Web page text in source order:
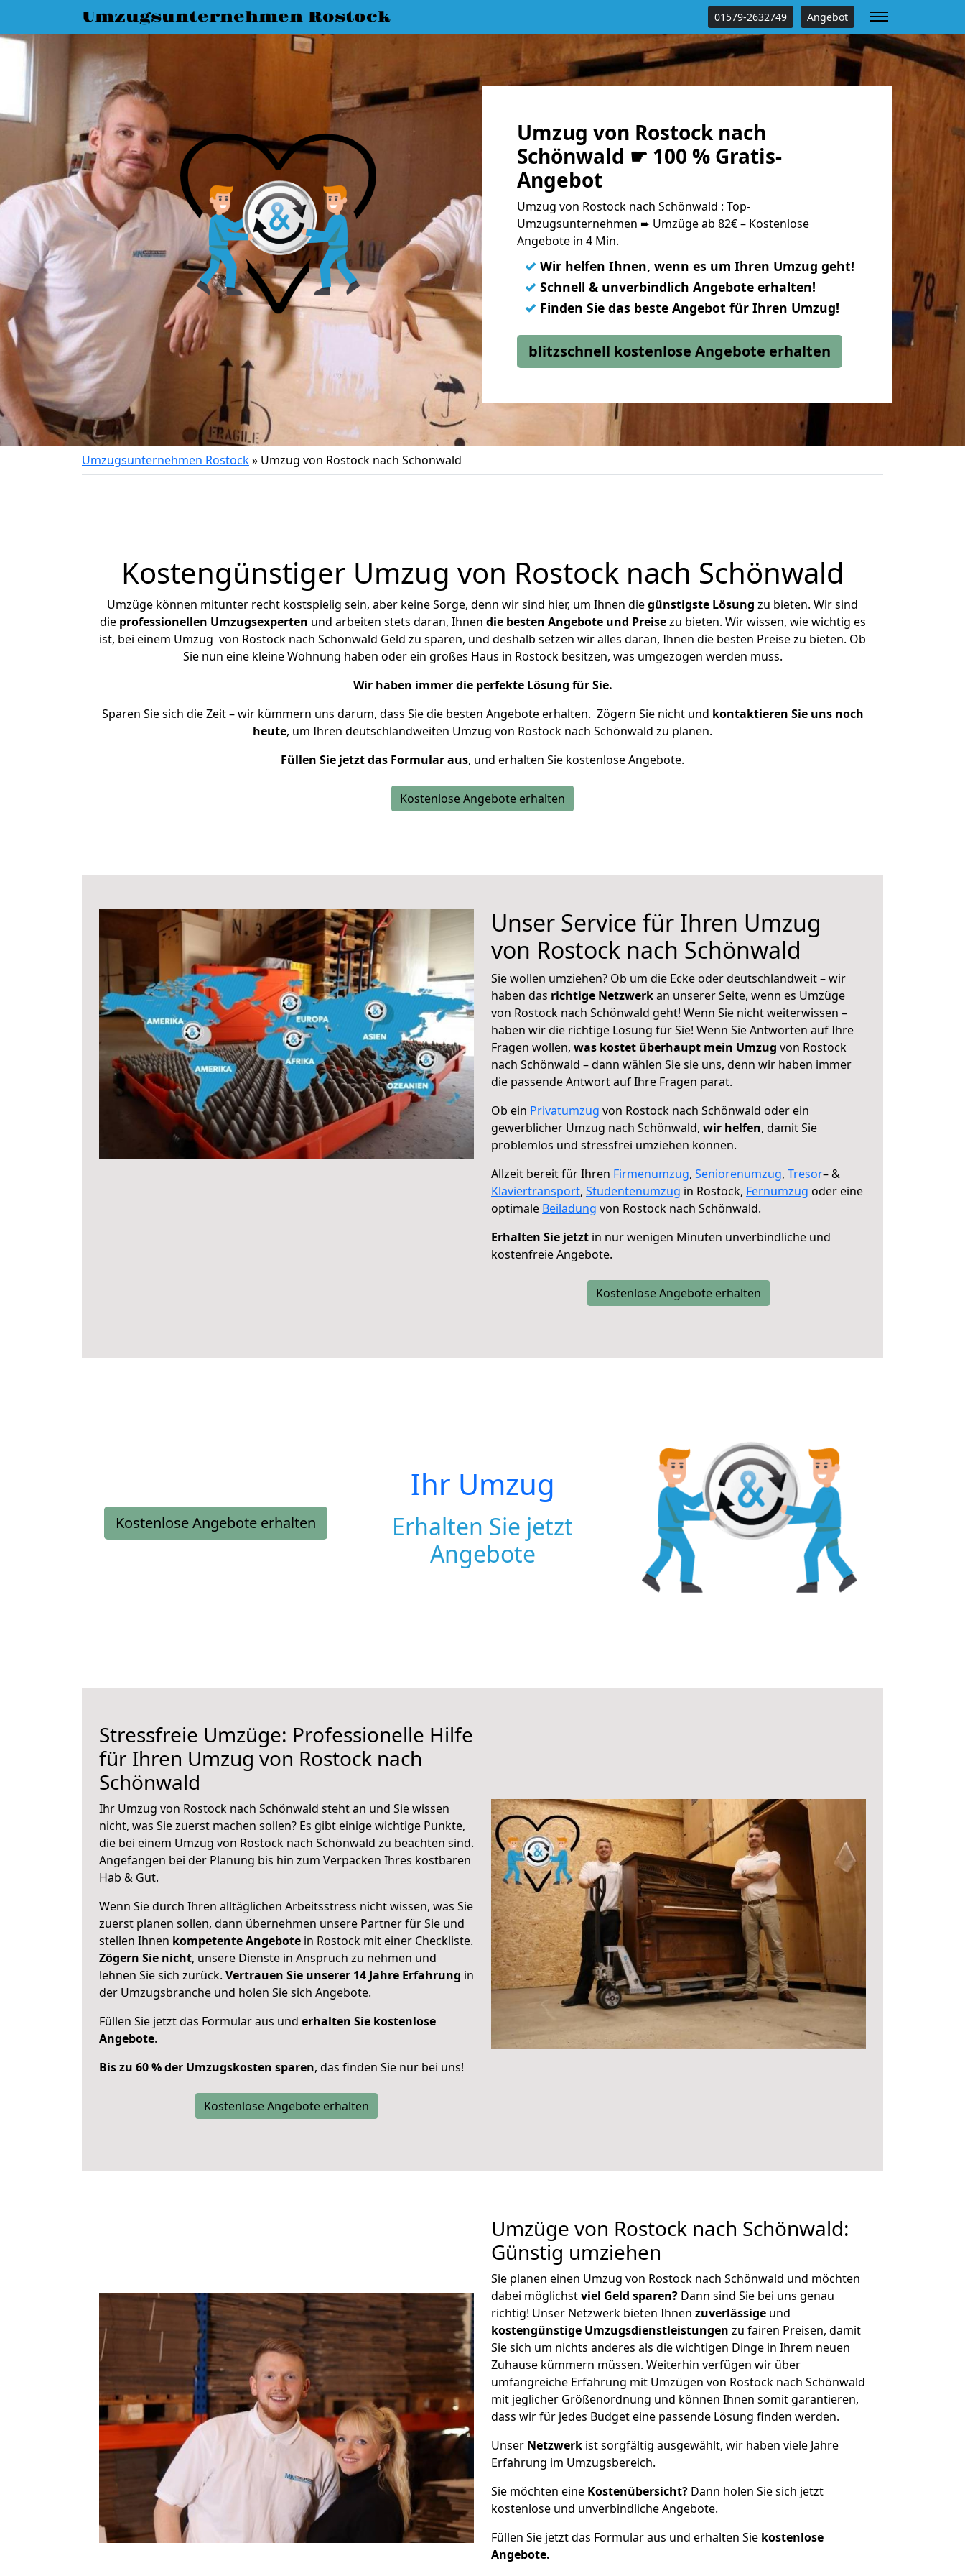
Umzugsunternehmen Rostock 01579-2632749 Angebot
Umzug von Rostock nach
Schönwald ☛ 100 % Gratis-
Angebot
Umzug von Rostock nach Schönwald : Top-
Umzugsunternehmen ➨ Umzüge ab 82€ – Kostenlose
Angebote in 4 Min.
✓ Wir helfen Ihnen, wenn es um Ihren Umzug geht!
✓ Schnell & unverbindlich Angebote erhalten!
✓ Finden Sie das beste Angebot für Ihren Umzug!
blitzschnell kostenlose Angebote erhalten
Umzugsunternehmen Rostock» Umzug von Rostock nach Schönwald
Kostengünstiger Umzug von Rostock nach Schönwald
Umzüge können mitunter recht kostspielig sein, aber keine Sorge, denn wir sind hier, um Ihnen diegünstigste Lösung zu bieten. Wir sind
die professionellen Umzugsexperten und arbeiten stets daran, Ihnen die besten Angebote und Preisezu bieten. Wir wissen, wie wichtig es
ist, bei einem Umzug von Rostock nach Schönwald Geld zu sparen, und deshalb setzen wir alles daran, Ihnen die besten Preise zu bieten. Ob
Sie nun eine kleine Wohnung haben oder ein großes Haus in Rostock besitzen, was umgezogen werden muss.
Wir haben immer die perfekte Lösung für Sie.
Sparen Sie sich die Zeit – wir kümmern uns darum, dass Sie die besten Angebote erhalten. Zögern Sie nicht und kontaktieren Sie uns noch
heute, um Ihren deutschlandweiten Umzug von Rostock nach Schönwald zu planen.
Füllen Sie jetzt das Formular aus, und erhalten Sie kostenlose Angebote.
Kostenlose Angebote erhalten
Unser Service für Ihren Umzug
von Rostock nach Schönwald
Sie wollen umziehen? Ob um die Ecke oder deutschlandweit – wir
haben das richtige Netzwerkan unserer Seite, wenn es Umzüge
von Rostock nach Schönwald geht! Wenn Sie nicht weiterwissen –
haben wir die richtige Lösung für Sie! Wenn Sie Antworten auf Ihre
Fragen wollen, was kostet überhaupt mein Umzug von Rostock
nach Schönwald – dann wählen Sie sie uns, denn wir haben immer
die passende Antwort auf Ihre Fragen parat.
Ob ein Privatumzug von Rostock nach Schönwald oder ein
gewerblicher Umzug nach Schönwald, wir helfen, damit Sie
problemlos und stressfrei umziehen können.
Allzeit bereit für Ihren Firmenumzug, Seniorenumzug, Tresor– &
Klaviertransport, Studentenumzug in Rostock, Fernumzug oder eine
optimale Beiladung von Rostock nach Schönwald.
Erhalten Sie jetzt in nur wenigen Minuten unverbindliche und
kostenfreie Angebote.
Kostenlose Angebote erhalten
Kostenlose Angebote erhalten
Ihr Umzug
Erhalten Sie jetzt
Angebote
Stressfreie Umzüge: Professionelle Hilfe
für Ihren Umzug von Rostock nach
Schönwald
Ihr Umzug von Rostock nach Schönwald steht an und Sie wissen
nicht, was Sie zuerst machen sollen? Es gibt einige wichtige Punkte,
die bei einem Umzug von Rostock nach Schönwald zu beachten sind.
Angefangen bei der Planung bis hin zum Verpacken Ihres kostbaren
Hab & Gut.
Wenn Sie durch Ihren alltäglichen Arbeitsstress nicht wissen, was Sie
zuerst planen sollen, dann übernehmen unsere Partner für Sie und
stellen Ihnen kompetente Angebote in Rostock mit einer Checkliste.
Zögern Sie nicht, unsere Dienste in Anspruch zu nehmen und
lehnen Sie sich zurück. Vertrauen Sie unserer 14 Jahre Erfahrung in
der Umzugsbranche und holen Sie sich Angebote.
Füllen Sie jetzt das Formular aus und erhalten Sie kostenlose
Angebote.
Bis zu 60 % der Umzugskosten sparen, das finden Sie nur bei uns!
Kostenlose Angebote erhalten
Umzüge von Rostock nach Schönwald:
Günstig umziehen
Sie planen einen Umzug von Rostock nach Schönwald und möchten
dabei möglichstviel Geld sparen? Dann sind Sie bei uns genau
richtig! Unser Netzwerk bieten Ihnen zuverlässige und
kostengünstige Umzugsdienstleistungen zu fairen Preisen, damit
Sie sich um nichts anderes als die wichtigen Dinge in Ihrem neuen
Zuhause kümmern müssen. Weiterhin verfügen wir über
umfangreiche Erfahrung mit Umzügen von Rostock nach Schönwald
mit jeglicher Größenordnung und können Ihnen somit garantieren,
dass wir für jedes Budget eine passende Lösung finden werden.
Unser Netzwerk ist sorgfältig ausgewählt, wir haben viele Jahre
Erfahrung im Umzugsbereich.
Sie möchten eine Kostenübersicht? Dann holen Sie sich jetzt
kostenlose und unverbindliche Angebote.
Füllen Sie jetzt das Formular aus und erhalten Sie kostenlose
Angebote.